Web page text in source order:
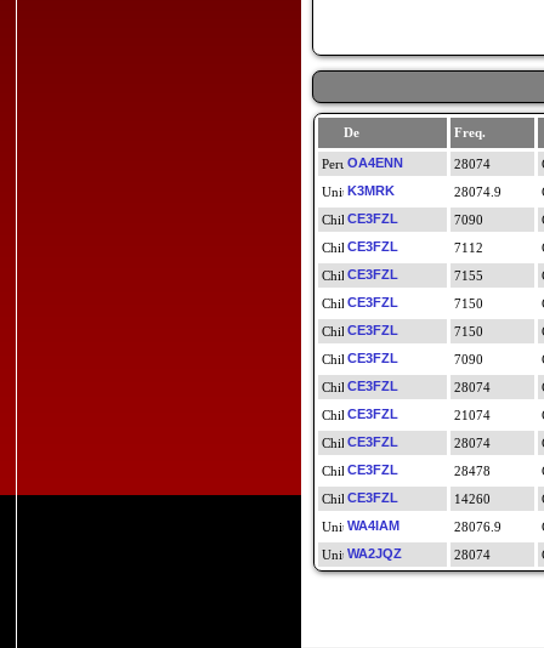
De Freq.
OA4ENN
28074
K3MRK
28074.9
CE3FZL
7090
CE3FZL
7112
CE3FZL
7155
CE3FZL
7150
CE3FZL
7150
CE3FZL
7090
CE3FZL
28074
CE3FZL
21074
CE3FZL
28074
CE3FZL
28478
CE3FZL
14260
WA4IAM
28076.9
WA2JQZ
28074